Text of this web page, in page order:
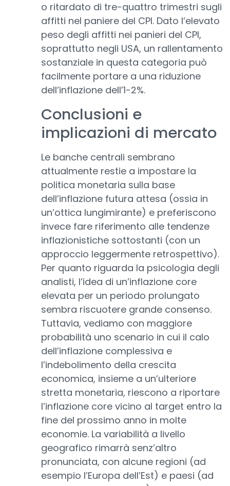
o ritardato di tre-quattro trimestri sugli
affitti nel paniere del CPI. Dato l’elevato
peso degli affitti nei panieri del CPI,
soprattutto negli USA, un rallentamento
sostanziale in questa categoria può
facilmente portare a una riduzione
dell’inflazione dell’1-2%.
Conclusioni e
implicazioni di mercato
Le banche centrali sembrano
attualmente restie a impostare la
politica monetaria sulla base
dell’inflazione futura attesa (ossia in
un’ottica lungimirante) e preferiscono
invece fare riferimento alle tendenze
inflazionistiche sottostanti (con un
approccio leggermente retrospettivo).
Per quanto riguarda la psicologia degli
analisti, l’idea di un’inflazione core
elevata per un periodo prolungato
sembra riscuotere grande consenso.
Tuttavia, vediamo con maggiore
probabilità uno scenario in cui il calo
dell’inflazione complessiva e
l’indebolimento della crescita
economica, insieme a un’ulteriore
stretta monetaria, riescono a riportare
l’inflazione core vicino al target entro la
fine del prossimo anno in molte
economie. La variabilità a livello
geografico rimarrà senz’altro
pronunciata, con alcune regioni (ad
esempio l’Europa dell’Est) e paesi (ad